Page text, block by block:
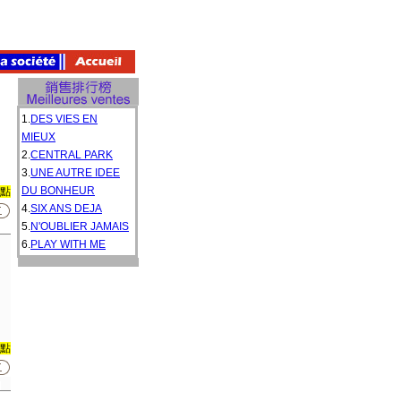
1.DES VIES EN
MIEUX
2.CENTRAL PARK
3.UNE AUTRE IDEE
DU BONHEUR
4.SIX ANS DEJA
5.N'OUBLIER JAMAIS
6.PLAY WITH ME